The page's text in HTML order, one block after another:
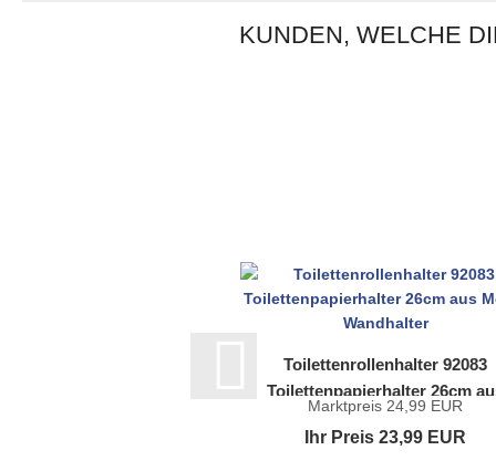
KUNDEN, WELCHE
Toilettenrollenhalter 92083
Toilettenpapierhalter 26cm
Metall Wandhalter
Marktpreis 24,99 EUR
Ihr Preis 23,99 EUR